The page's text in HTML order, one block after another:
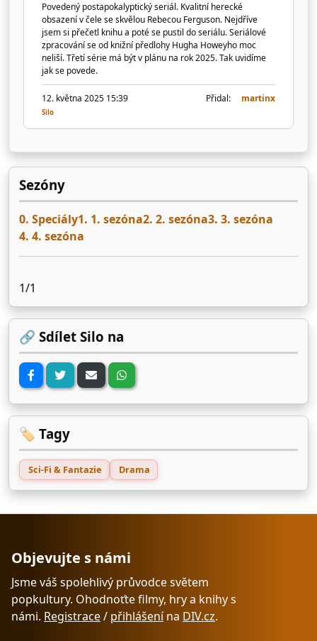
Povedený postapokalyptický seriál. Kvalitní herecké
obsazení v čele se skvělou Rebecou Ferguson. Nejdříve
jsem si přečetl knihu a poté se pustil do seriálu. Seriálové
zpracování se od knižní předlohy Hugha Howeyho moc
neliší. Třetí série má být v plánu na rok 2025. Tak uvidíme
jak se povede.
12. května 2025 15:39 Přidal: martinx
Silo
Sezóny
0. Speciály1. 1. sezóna2. 2. sezóna3. 3. sezóna
4. 4. sezóna
1/1
🔗 Sdílet Silo na
🏷️ Tagy
Sci-Fi & Fantazie Drama
Objevujte s námi
Jsme váš spolehlivý průvodce světem
popkultury. Ohodnoťte filmy, hry a knihy s
námi. Registrace/ přihlášenína DIV.cz.